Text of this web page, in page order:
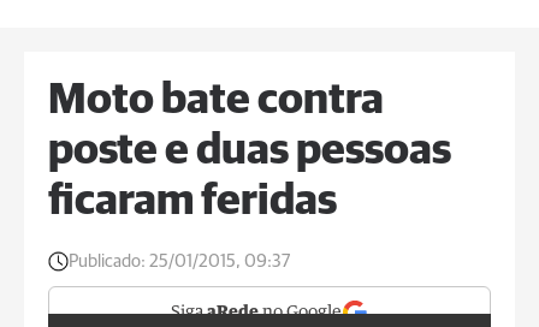
Moto bate contra
poste e duas pessoas
ficaram feridas
Publicado: 25/01/2015, 09:37
SigaaRedeno Google